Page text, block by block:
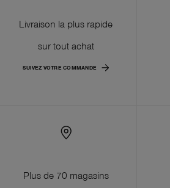
Livraison la plus rapide
sur tout achat
SUIVEZ VOTRE COMMANDE
Plus de 70 magasins